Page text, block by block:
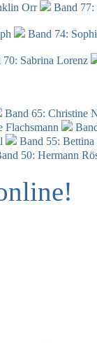
Orr
Band
Band 74:
70: Sabrina Lorenz
Band 65: Christine
Flachsmann
Band 55:
50: Hermann